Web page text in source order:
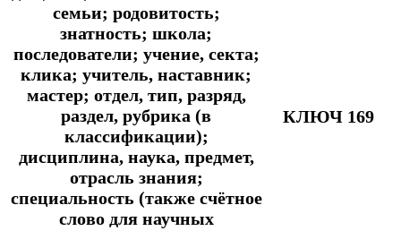
семьи; родовитость;
знатность; школа;
последователи; учение, секта;
клика; учитель, наставник;
мастер; отдел, тип, разряд,
раздел, рубрика (в
классификации);
дисциплина, наука, предмет,
отрасль знания;
специальность (также счётное
слово для научных
КЛЮЧ 169